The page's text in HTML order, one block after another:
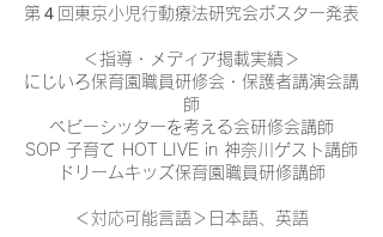
第４回東京小児行動療法研究会ポスター発表
＜指導・メディア掲載実績＞
にじいろ保育園職員研修会・保護者講演会講
師
ベビーシッターを考える会研修会講師
SOP 子育て HOT LIVE in 神奈川ゲスト講師
ドリームキッズ保育園職員研修講師
＜対応可能言語＞日本語、英語